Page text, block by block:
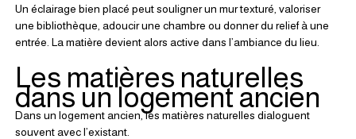
Un éclairage bien placé peut souligner un mur texturé, valoriser
une bibliothèque, adoucir une chambre ou donner du relief à une
entrée. La matière devient alors active dans l’ambiance du lieu.
Les matières naturelles
dans un logement ancien
Dans un logement ancien, les matières naturelles dialoguent
souvent avec l’existant.